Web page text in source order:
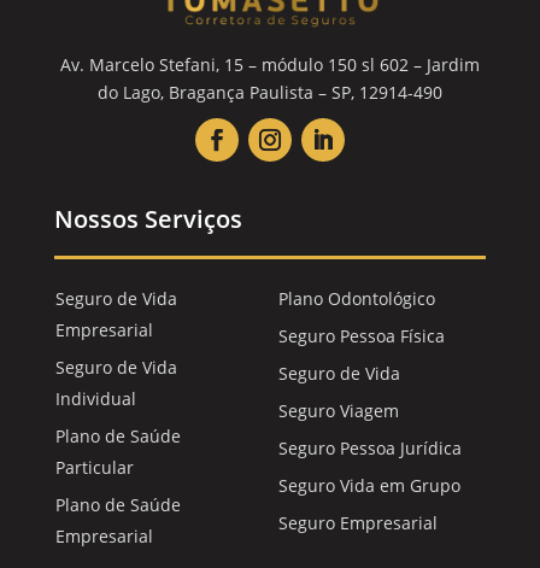
Av. Marcelo Stefani, 15 – módulo 150 sl 602 – Jardim
do Lago, Bragança Paulista – SP, 12914-490
Nossos Serviços
Seguro de Vida
Empresarial
Seguro de Vida
Individual
Plano de Saúde
Particular
Plano de Saúde
Empresarial
Plano Odontológico
Seguro Pessoa Física
Seguro de Vida
Seguro Viagem
Seguro Pessoa Jurídica
Seguro Vida em Grupo
Seguro Empresarial